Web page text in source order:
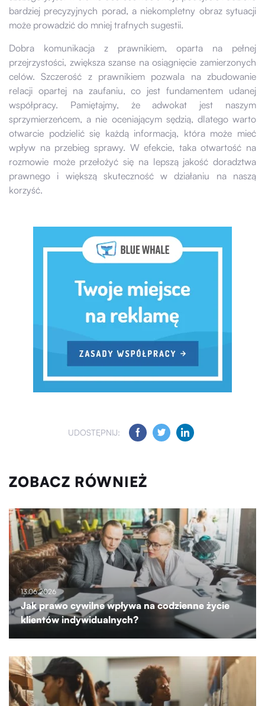
bardziej precyzyjnych porad, a niekompletny obraz sytuacji
może prowadzić do mniej trafnych sugestii.
Dobra komunikacja z prawnikiem, oparta na pełnej
przejrzystości, zwiększa szanse na osiągnięcie zamierzonych
celów. Szczerość z prawnikiem pozwala na zbudowanie
relacji opartej na zaufaniu, co jest fundamentem udanej
współpracy. Pamiętajmy, że adwokat jest naszym
sprzymierzeńcem, a nie oceniającym sędzią, dlatego warto
otwarcie podzielić się każdą informacją, która może mieć
wpływ na przebieg sprawy. W efekcie, taka otwartość na
rozmowie może przełożyć się na lepszą jakość doradztwa
prawnego i większą skuteczność w działaniu na naszą
korzyść.
UDOSTĘPNIJ:
ZOBACZ RÓWNIEŻ
13.06.2026
Jak prawo cywilne wpływa na codzienne życie
klientów indywidualnych?